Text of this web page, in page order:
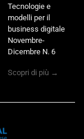
Tecnologie e
modelli per il
business digitale
Novembre-
Dicembre N. 6
Scopri di più →